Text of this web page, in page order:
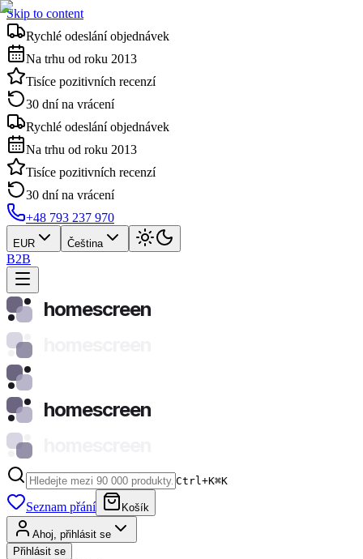
Skip to content
Rychlé odeslání objednávek
Na trhu od roku 2013
Tisíce pozitivních recenzí
30 dní na vrácení
Rychlé odeslání objednávek
Na trhu od roku 2013
Tisíce pozitivních recenzí
30 dní na vrácení
+48 793 237 970
EUR Čeština
B2B
homescreen
homescreen
Ctrl+K⌘K
Seznam přání Košík
Ahoj, přihlásit se
Přihlásit se